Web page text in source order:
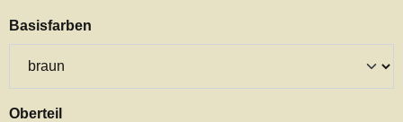
Basisfarben
Oberteilauswählen